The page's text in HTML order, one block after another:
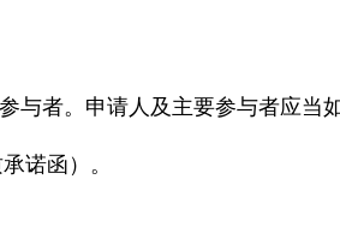
者。申请人及主要参与者应当
诺函）。